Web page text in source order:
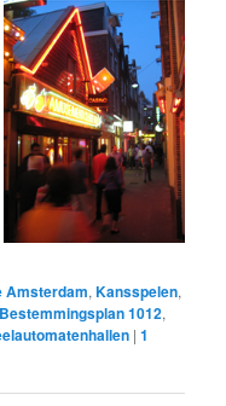
Amsterdam,Kansspelen,
Bestemmingsplan 1012,
|1